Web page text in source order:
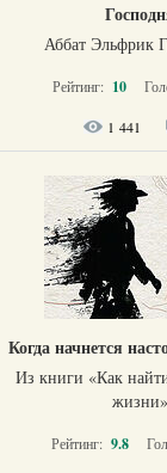
Аббат Эльфрик
Рейтинг: 10
1 441
Когда начнется
Из книги «Как
жизни​»
Рейтинг: 9.8